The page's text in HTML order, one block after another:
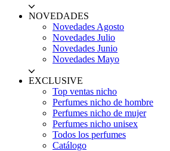
NOVEDADES
Novedades Agosto
Novedades Julio
Novedades Junio
Novedades Mayo
EXCLUSIVE
Top ventas nicho
Perfumes nicho de hombre
Perfumes nicho de mujer
Perfumes nicho unisex
Todos los perfumes
Catálogo